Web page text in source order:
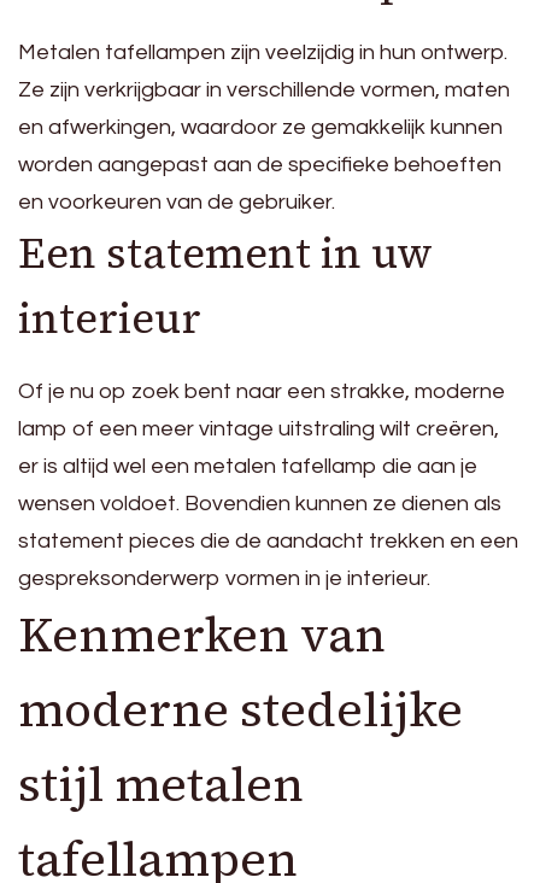
Metalen tafellampen zijn veelzijdig in hun ontwerp.
Ze zijn verkrijgbaar in verschillende vormen, maten
en afwerkingen, waardoor ze gemakkelijk kunnen
worden aangepast aan de specifieke behoeften
en voorkeuren van de gebruiker.
Een statement in uw
interieur
Of je nu op zoek bent naar een strakke, moderne
lamp of een meer vintage uitstraling wilt creëren,
er is altijd wel een metalen tafellamp die aan je
wensen voldoet. Bovendien kunnen ze dienen als
statement pieces die de aandacht trekken en een
gespreksonderwerp vormen in je interieur.
Kenmerken van
moderne stedelijke
stijl metalen
tafellampen